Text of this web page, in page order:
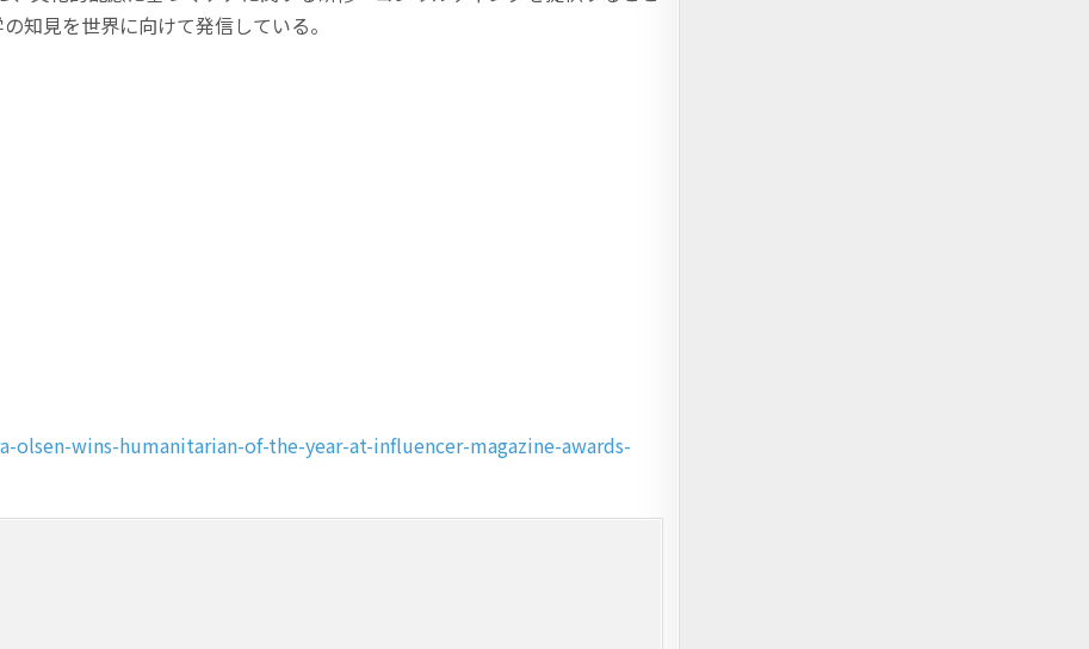
知見を世界に向けて発信している。
wins-humanitarian-of-the-year-at-influencer-magazine-awards-